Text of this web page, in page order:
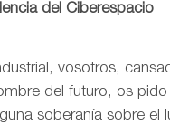
del Ciberespacio
vosotros,
del futuro, os
soberanía sobre el